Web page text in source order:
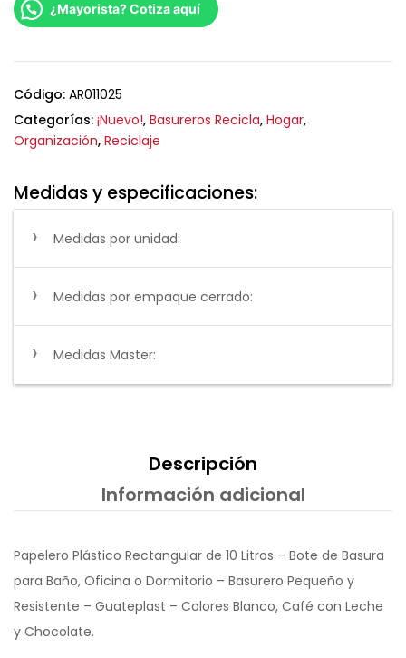
¿Mayorista? Cotiza aquí
Código: AR011025
Categorías: ¡Nuevo!, Basureros Recicla, Hogar,
Organización, Reciclaje
Medidas y especificaciones:
Medidas por unidad:
Medidas por empaque cerrado:
Medidas Master:
Descripción
Información adicional
Papelero Plástico Rectangular de 10 Litros – Bote de Basura
para Baño, Oficina o Dormitorio – Basurero Pequeño y
Resistente – Guateplast – Colores Blanco, Café con Leche
y Chocolate.